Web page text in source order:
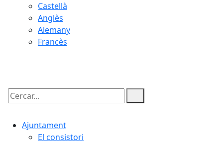
Castellà
Anglès
Alemany
Francès
Cercar:
Ajuntament
El consistori